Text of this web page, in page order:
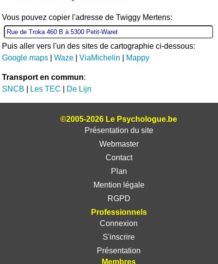
Vous pouvez copier l'adresse de Twiggy Mertens:
Puis aller vers l'un des sites de cartographie ci-dessous:
Google maps |Waze |ViaMichelin Mappy
Transport en commun:
SNCB
Les TEC De Lijn
©2005-2026 Le Psychologue.be
Présentation du site
Webmaster
Contact
Plan
Mention légale
RGPD
Professionnels
Connexion
S'inscrire
Présentation
Membres